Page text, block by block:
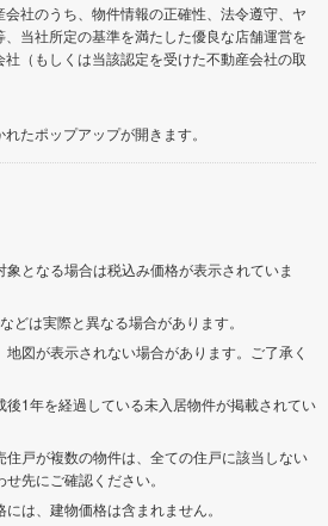
社のうち、物件情報の正確性、法令遵守、ヤ
当社所定の基準を満たした優良な店舗運営を
（もしくは当該認定を受けた不動産会社の取
たポップアップが開きます。
となる場合は税込み価格が表示されていま
どは実際と異なる場合があります。
図が表示されない場合があります。ご了承く
後1年を経過している未入居物件が掲載されてい
住戸が複数の物件は、全ての住戸に該当しない
先にご確認ください。
は、建物価格は含まれません。